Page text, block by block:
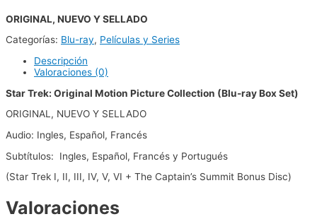
ORIGINAL, NUEVO Y SELLADO
Categorías: Blu-ray, Películas y Series
Descripción
Valoraciones (0)
Star Trek: Original Motion Picture Collection (Blu-ray Box Set)
ORIGINAL, NUEVO Y SELLADO
Audio: Ingles, Español, Francés
Subtítulos: Ingles, Español, Francés y Portugués
(Star Trek I, II, III, IV, V, VI + The Captain’s Summit Bonus Disc)
Valoraciones